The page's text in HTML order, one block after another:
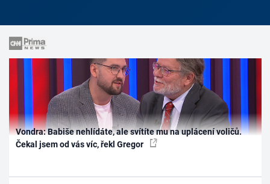
Vondra: Babiše nehlídáte, ale svítíte mu na uplácení voličů.
Čekal jsem od vás víc, řekl Gregor